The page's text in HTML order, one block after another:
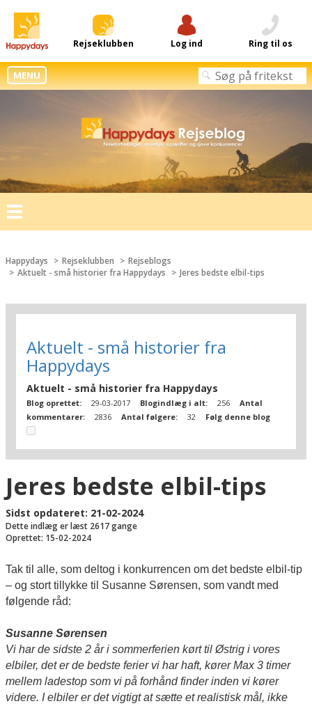
Rejseklubben Log ind Ring til os
MENU
Toggle
navigation
Happydays Rejseklubben
Rejseblogs
Aktuelt - små historier fra Happydays
Jeres bedste elbil-tips
Aktuelt - små historier fra
Happydays
Aktuelt - små historier fra Happydays
Blog oprettet: 29-03-2017 Blogindlæg i alt: 256
Antal
kommentarer:
2836 Antal følgere: 32 Følg denne blog
Jeres bedste elbil-tips
Sidst opdateret: 21-02-2024
Dette indlæg er læst 2617 gange
Oprettet: 15-02-2024
Tak til alle, som deltog i konkurrencen om det bedste elbil-tip
– og stort tillykke til Susanne Sørensen, som vandt med
følgende råd:
Susanne Sørensen
Vi har de sidste 2 år i sommerferien kørt til Østrig i vores
elbiler, det er de bedste ferier vi har haft, kører Max 3 timer
mellem ladestop som vi på forhånd finder inden vi kører
videre. I elbiler er det vigtigt at sætte et realistisk mål, ikke